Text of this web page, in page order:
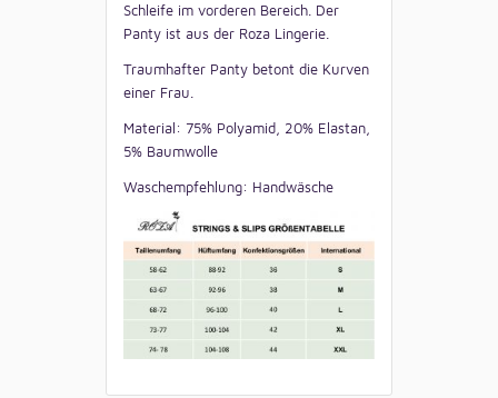
Schleife im vorderen Bereich. Der
Panty ist aus der Roza Lingerie.
Traumhafter Panty betont die Kurven
einer Frau.
Material: 75% Polyamid, 20% Elastan,
5% Baumwolle
Waschempfehlung: Handwäsche